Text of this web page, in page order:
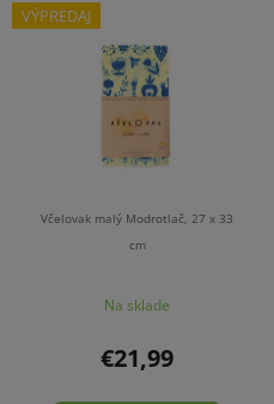
VÝPREDAJ
Včelovak malý Modrotlač, 27 x 33
cm
Na sklade
€21,99